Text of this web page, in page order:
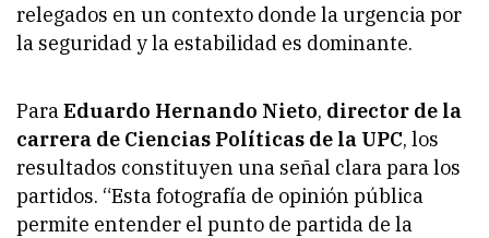
relegados en un contexto donde la urgencia por
la seguridad y la estabilidad es dominante.
ParaEduardo Hernando Nieto, director de la
carrera de Ciencias Políticas de la UPC, los
resultados constituyen una señal clara para los
partidos. “Esta fotografía de opinión pública
permite entender el punto de partida de la